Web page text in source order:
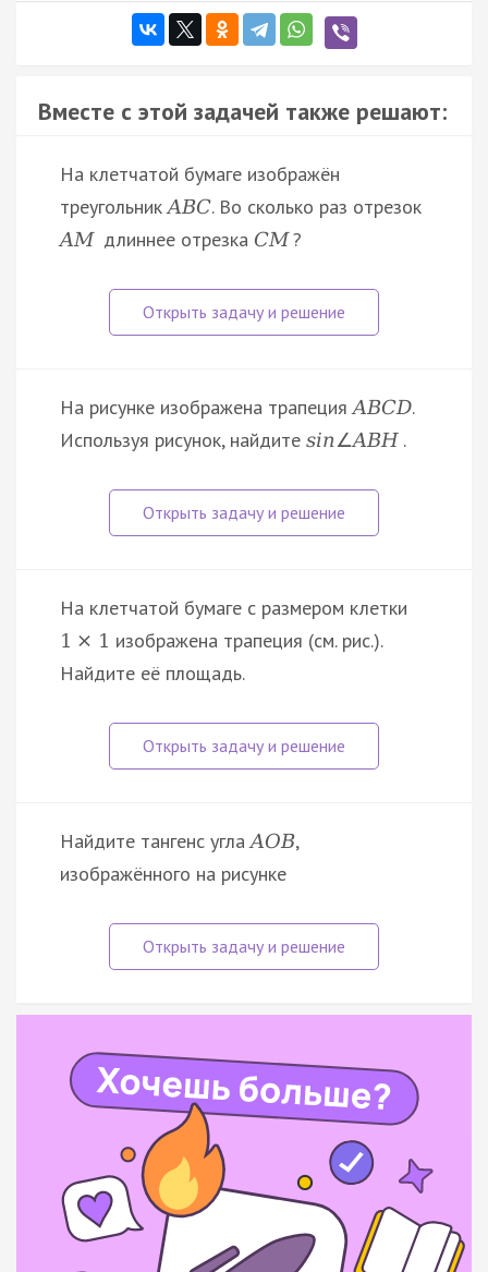
Вместе с этой задачей также решают:
На клетчатой бумаге изображён
треугольникABC. Во сколько раз отрезок
AM длиннее отрезка CM?
На рисунке изображена трапецияABCD.
Используя рисунок, найдите sin∠ABH .
На клетчатой бумаге с размером клетки
1 × 1 изображена трапеция (см. рис.).
Найдите её площадь.
Найдите тангенс углаAOB,
изображённого на рисунке